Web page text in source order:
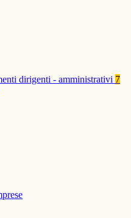
dirigenti - amministrativi 7